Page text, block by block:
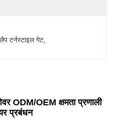
टर्नस्टाइल गेट
ODM/OEM क्षमता प्रणाली
प्रबंधन